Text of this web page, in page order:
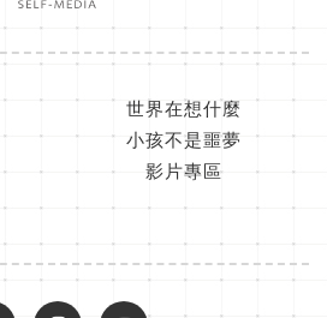
世界在想什麼
小孩不是噩夢
影片專區